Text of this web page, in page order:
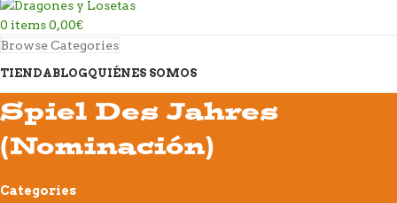
0 items0,00€
Browse Categories
TIENDABLOGQUIÉNES SOMOS
Spiel Des Jahres
(Nominación)
Categories